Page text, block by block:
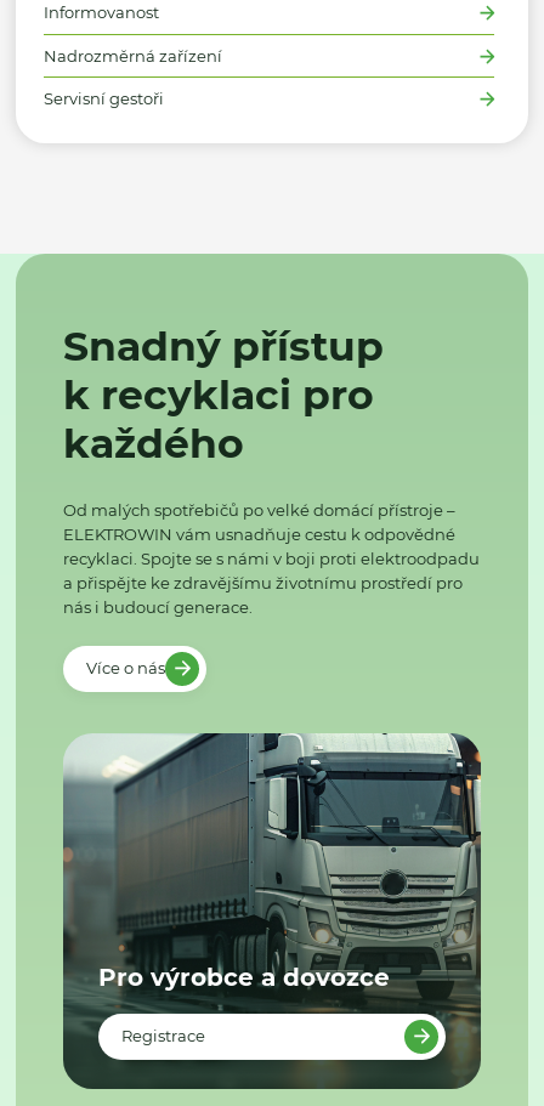
Informovanost
Nadrozměrná zařízení
Servisní gestoři
Snadný přístup
k recyklaci pro
každého
Od malých spotřebičů po velké domácí přístroje –
ELEKTROWIN vám usnadňuje cestu k odpovědné
recyklaci. Spojte se s námi v boji proti elektroodpadu
a přispějte ke zdravějšímu životnímu prostředí pro
nás i budoucí generace.
Více o nás
Pro výrobce a dovozce
Registrace